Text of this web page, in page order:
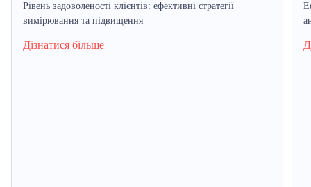
Рівень задоволеності клієнтів: ефективні стратегії
вимірювання та підвищення
Дізнатися більше